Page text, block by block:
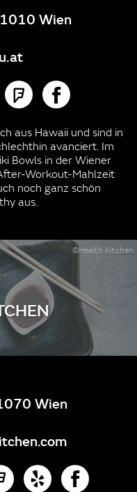
Wien
aus Hawaii und sind in
avanciert. Im
Bowls in der Wiener
Workout-Mahlzeit
noch ganz schön
aus.
Wien
©Health Kitchen